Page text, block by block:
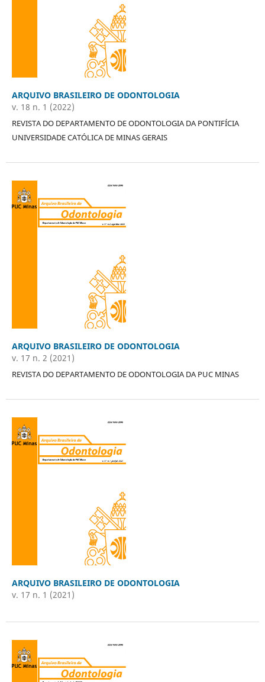
ARQUIVO BRASILEIRO DE ODONTOLOGIA
v. 18 n. 1 (2022)
REVISTA DO DEPARTAMENTO DE ODONTOLOGIA DA PONTIFÍCIA
UNIVERSIDADE CATÓLICA DE MINAS GERAIS
ARQUIVO BRASILEIRO DE ODONTOLOGIA
v. 17 n. 2 (2021)
REVISTA DO DEPARTAMENTO DE ODONTOLOGIA DA PUC MINAS
ARQUIVO BRASILEIRO DE ODONTOLOGIA
v. 17 n. 1 (2021)